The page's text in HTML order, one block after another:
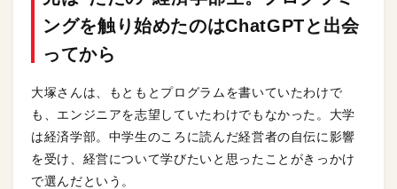
ングを触り始めたのはChatGPTと出会
ってから
大塚さんは、もともとプログラムを書いていたわけで
も、エンジニアを志望していたわけでもなかった。大学
は経済学部。中学生のころに読んだ経営者の自伝に影響
を受け、経営について学びたいと思ったことがきっかけ
で選んだという。